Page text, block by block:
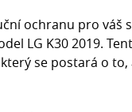
ochranu pro váš
LG K30 2019.
se postará o